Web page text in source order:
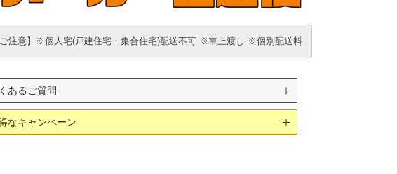
ご注意】※個人宅(戸建住宅・集合住宅)配送不可 ※車上渡し ※個別配送料
あるご質問
なキャンペーン